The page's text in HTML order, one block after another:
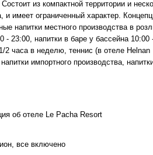
из компактной территории и
и имеет ограниченный характер.
напитки местного производства в
- 23:00, напитки в баре у бассейна
2 часа в неделю, теннис (в отеле
импортного производства,
об отеле Le Pacha Resort
все включено